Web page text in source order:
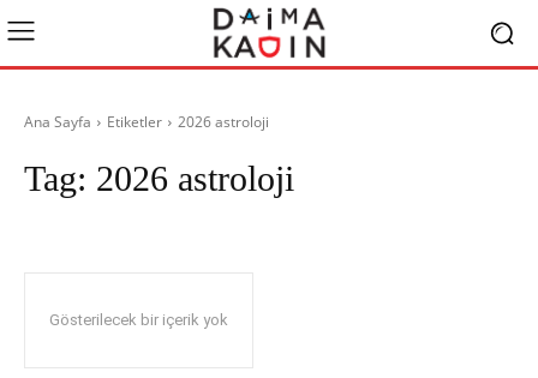
Ana Sayfa Etiketler 2026 astroloji
Tag: 2026 astroloji
Gösterilecek bir içerik yok